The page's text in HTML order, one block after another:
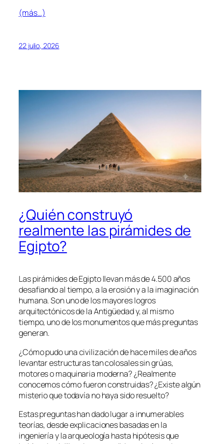
(más…)
22 julio, 2026
¿Quién construyó
realmente las pirámides de
Egipto?
Las pirámides de Egipto llevan más de 4.500 años
desafiando al tiempo, a la erosión y a la imaginación
humana. Son uno de los mayores logros
arquitectónicos de la Antigüedad y, al mismo
tiempo, uno de los monumentos que más preguntas
generan.
¿Cómo pudo una civilización de hace miles de años
levantar estructuras tan colosales sin grúas,
motores o maquinaria moderna? ¿Realmente
conocemos cómo fueron construidas? ¿Existe algún
misterio que todavía no haya sido resuelto?
Estas preguntas han dado lugar a innumerables
teorías, desde explicaciones basadas en la
ingeniería y la arqueología hasta hipótesis que